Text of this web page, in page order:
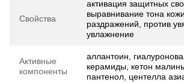
Свойства
активация защитных
выравнивание тона
раздражений, против
увлажнение
Активные
компоненты
аллантоин,
керамиды, кетон
пантенол, центелла